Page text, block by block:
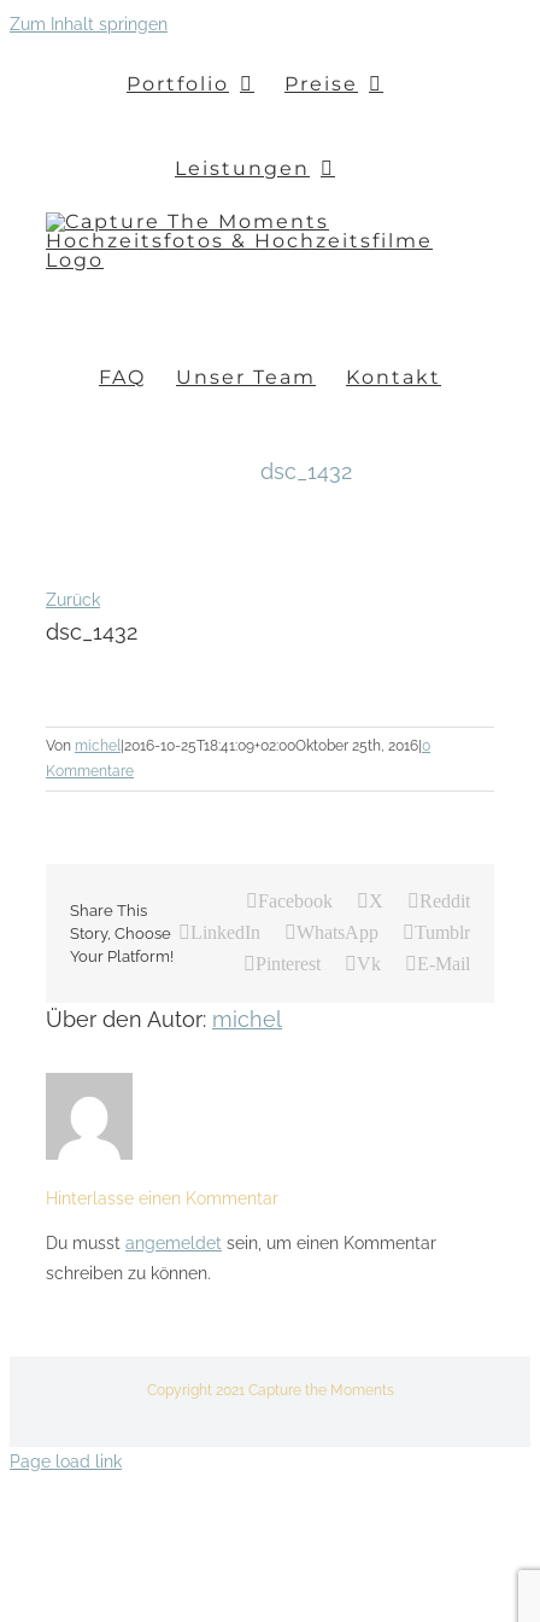
Zum Inhalt springen
Portfolio Preise
Leistungen
FAQ Unser Team Kontakt
dsc_1432
Zurück
dsc_1432
Von michel |2016-10-25T18:41:09+02:00Oktober 25th, 2016|0
Kommentare
Share This
Story, Choose
Your Platform!
Facebook X
Reddit
LinkedIn
WhatsApp
Tumblr
Pinterest
Vk E-Mail
Über den Autor: michel
Hinterlasse einen Kommentar
Du musst angemeldet sein, um einen Kommentar
schreiben zu können.
Copyright 2021 Capture the Moments
Page load link